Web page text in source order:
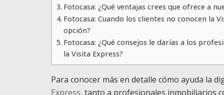
Fotocasa: ¿Qué ventajas crees que ofrece a
Fotocasa: Cuando los clientes no conocen la
opción?
Fotocasa: ¿Qué consejos le darías a los
la Visita Express?
Para conocer más en detalle cómo ayuda la
Express, tanto a profesionales inmobiliarios